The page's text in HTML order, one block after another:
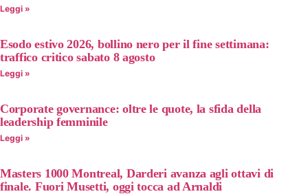
Leggi »
Esodo estivo 2026, bollino nero per il fine settimana:
traffico critico sabato 8 agosto
Leggi »
Corporate governance: oltre le quote, la sfida della
leadership femminile
Leggi »
Masters 1000 Montreal, Darderi avanza agli ottavi di
finale. Fuori Musetti, oggi tocca ad Arnaldi